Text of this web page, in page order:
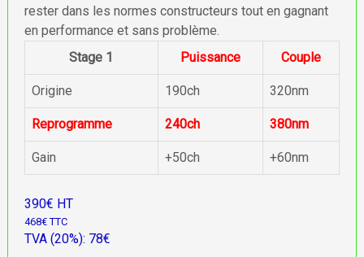
rester dans les normes constructeurs tout en gagnant
en performance et sans problème.
Stage 1
Puissance Couple
Origine 190ch 320nm
Reprogramme 240ch 380nm
Gain +50ch +60nm
390€ HT
468€ TTC
TVA (20%): 78€